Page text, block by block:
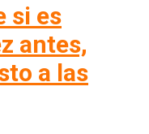
si es
antes,
a las